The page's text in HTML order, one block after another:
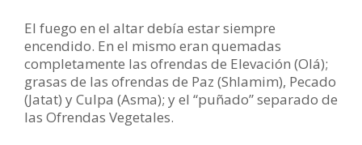
El fuego en el altar debía estar siempre
encendido. En el mismo eran quemadas
completamente las ofrendas de Elevación (Olá);
grasas de las ofrendas de Paz (Shlamim), Pecado
(Jatat) y Culpa (Asma); y el “puñado” separado de
las Ofrendas Vegetales.